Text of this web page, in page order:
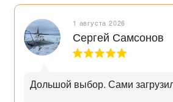
1 августа 2026
Сергей Самсонов
Дольшой выбор. Сами